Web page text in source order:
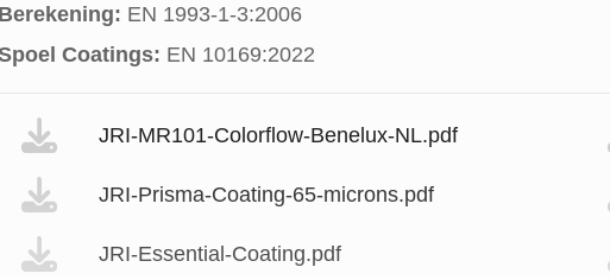
Berekening: EN 1993-1-3:2006
Coatings: EN 10169:2022
JRI-MR101-Colorflow-Benelux-NL.pdf
JRI-Prisma-Coating-65-microns.pdf
JRI-Essential-Coating.pdf